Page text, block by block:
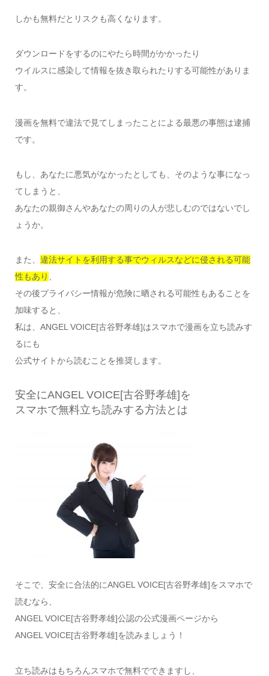
しかも無料だとリスクも高くなります。
ダウンロードをするのにやたら時間がかかったり
ウイルスに感染して情報を抜き取られたりする可能性がありま
す。
漫画を無料で違法で見てしまったことによる最悪の事態は逮捕
です。
もし、あなたに悪気がなかったとしても、そのような事になっ
てしまうと、
あなたの親御さんやあなたの周りの人が悲しむのではないでし
ょうか。
また、 違法サイトを利用する事でウィルスなどに侵される可能
性もあり 、
その後プライバシー情報が危険に晒される可能性もあることを
加味すると、
私は、ANGEL VOICE[古谷野孝雄]はスマホで漫画を立ち読みす
るにも
公式サイトから読むことを推奨します。
安全にANGEL VOICE[古谷野孝雄]を
スマホで無料立ち読みする方法とは
そこで、安全に合法的にANGEL VOICE[古谷野孝雄]をスマホで
読むなら、
ANGEL VOICE[古谷野孝雄]公認の公式漫画ページから
ANGEL VOICE[古谷野孝雄]を読みましょう！
立ち読みはもちろんスマホで無料でできますし、